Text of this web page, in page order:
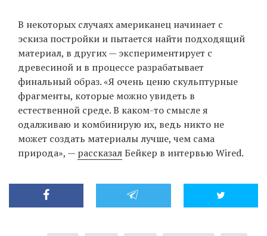
В некоторых случаях американец начинает с
эскиза постройки и пытается найти подходящий
материал, в других — экспериментирует с
древесиной и в процессе разрабатывает
финальный образ. «Я очень ценю скульптурные
фрагменты, которые можно увидеть в
естественной среде. В каком-то смысле я
одалживаю и комбинирую их, ведь никто не
может создать материалы лучше, чем сама
природа», — рассказалБейкер в интервью Wired.